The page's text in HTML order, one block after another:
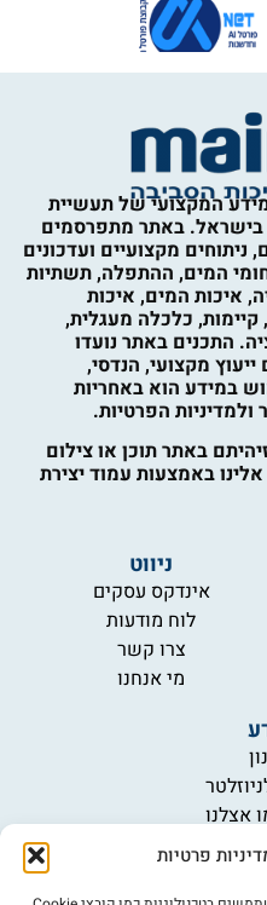
פרטיות
המקצועי של תעשיית
בישראל. באתר מתפרסמים
מקצועיים ועדכונים
המים, ההתפלה, תשתיות
איכות המים, איכות
כלכלה מעגלית,
התכנים באתר נועדו
מקצועי, הנדסי,
במידע הוא באחריות
הפרטיות.
באתר תוכן או צילום
באמצעות עמוד יצירת
ניווט
אינדקס עסקים
לוח מודעות
צרו קשר
מי אנחנו
אצלנו